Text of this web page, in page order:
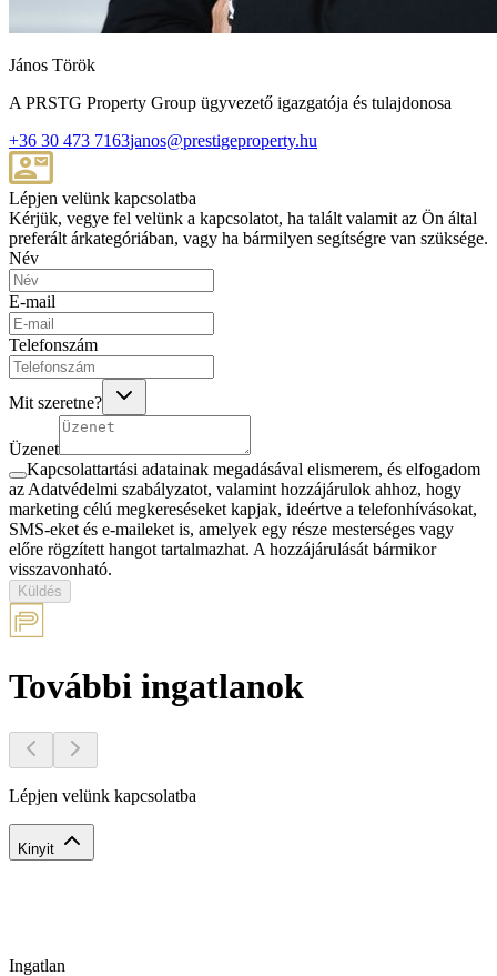
János Török
A PRSTG Property Group ügyvezető igazgatója és tulajdonosa
+36 30 473 7163janos@prestigeproperty.hu
Lépjen velünk kapcsolatba
Kérjük, vegye fel velünk a kapcsolatot, ha talált valamit az Ön által
preferált árkategóriában, vagy ha bármilyen segítségre van szüksége.
Név
E-mail
Telefonszám
Mit szeretne?
Üzenet
Kapcsolattartási adatainak megadásával elismerem, és elfogadom
az Adatvédelmi szabályzatot, valamint hozzájárulok ahhoz, hogy
marketing célú megkereséseket kapjak, ideértve a telefonhívásokat,
SMS-eket és e-maileket is, amelyek egy része mesterséges vagy
előre rögzített hangot tartalmazhat. A hozzájárulását bármikor
visszavonható.
Küldés
További ingatlanok
Lépjen velünk kapcsolatba
Kinyit
Ingatlan